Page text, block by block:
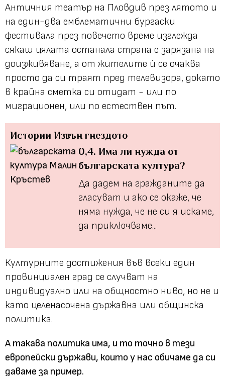
Античния театър на Пловдив през лятото и
на един-два емблематични бургаски
фестивала през повечето време изглежда
сякаш цялата останала страна е зарязана на
доизживяване, а от жителите ѝ се очаква
просто да си траят пред телевизора, докато
в крайна сметка си отидат - или по
миграционен, или по естествен път.
Истории Извън гнездото
0,4. Има ли нужда от
българската култура?
Да дадем на гражданите да
гласуват и ако се окаже, че
няма нужда, че не си я искаме,
да приключваме...
Културните достижения във всеки един
провинциален град се случват на
индивидуално или на общностно ниво, но не и
като целенасочена държавна или общинска
политика.
А такава политика има, и то точно в тези
европейски държави, които у нас обичаме да си
даваме за пример.